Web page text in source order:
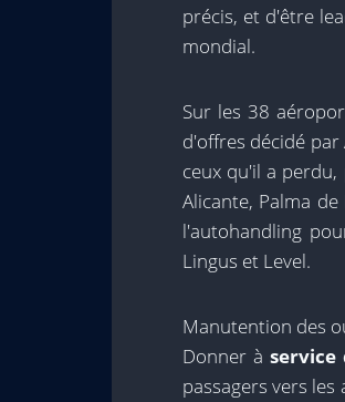
précis, et d'être
mondial.
Sur les 38
d'offres décidé
ceux qu'il a
Alicante, Palma
l'autohandling
Lingus et Level.
Manutention des
Donner à service
passagers vers